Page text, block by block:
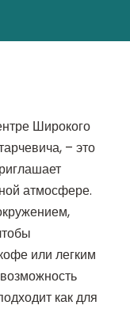
Широкого
– это
атмосфере.
или легким
как для